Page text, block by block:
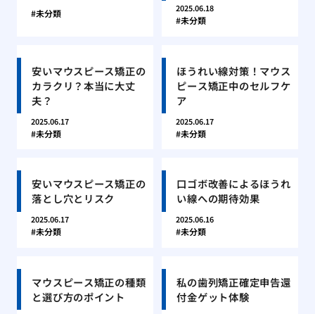
未分類 2025.06.18
未分類
安いマウスピース矯正の
カラクリ？本当に大丈
夫？
2025.06.17
未分類
ほうれい線対策！マウス
ピース矯正中のセルフケ
ア
2025.06.17
未分類
安いマウスピース矯正の
落とし穴とリスク
2025.06.17
未分類
口ゴボ改善によるほうれ
い線への期待効果
2025.06.16
未分類
マウスピース矯正の種類
と選び方のポイント
私の歯列矯正確定申告還
付金ゲット体験